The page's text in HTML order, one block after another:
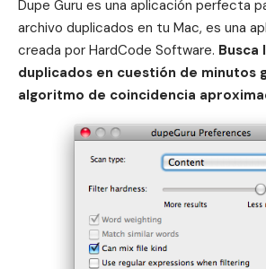
Dupe Guru es una aplicación perfecta
archivo duplicados en tu Mac, es una
creada por HardCode Software. Busca
duplicados en cuestión de minutos
algoritmo de coincidencia